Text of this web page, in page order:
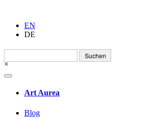
EN
DE
Suchen
nach:
×
Art Aurea
Blog